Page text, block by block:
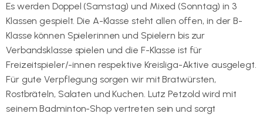
Es werden Doppel (Samstag) und Mixed (Sonntag) in 3
Klassen gespielt. Die A-Klasse steht allen offen, in der B-
Klasse können Spielerinnen und Spielern bis zur
Verbandsklasse spielen und die F-Klasse ist für
Freizeitspieler/-innen respektive Kreisliga-Aktive ausgelegt.
Für gute Verpflegung sorgen wir mit Bratwürsten,
Rostbräteln, Salaten und Kuchen. Lutz Petzold wird mit
seinem Badminton-Shop vertreten sein und sorgt